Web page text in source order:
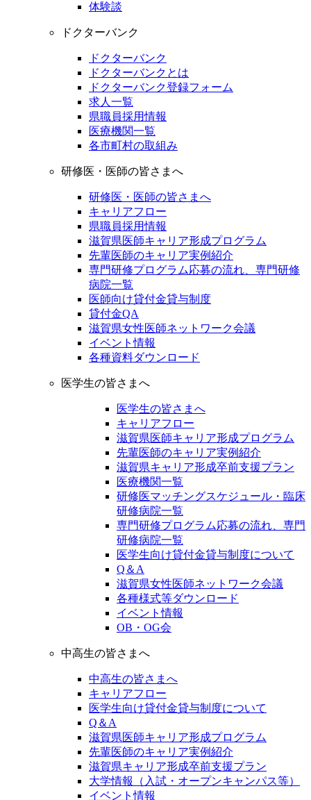
体験談
ドクターバンク
ドクターバンク
ドクターバンクとは
ドクターバンク登録フォーム
求人一覧
県職員採用情報
医療機関一覧
各市町村の取組み
研修医・医師の皆さまへ
研修医・医師の皆さまへ
キャリアフロー
県職員採用情報
滋賀県医師キャリア形成プログラム
先輩医師のキャリア実例紹介
専門研修プログラム応募の流れ、専門研修
病院一覧
医師向け貸付金貸与制度
貸付金QA
滋賀県女性医師ネットワーク会議
イベント情報
各種資料ダウンロード
医学生の皆さまへ
医学生の皆さまへ
キャリアフロー
滋賀県医師キャリア形成プログラム
先輩医師のキャリア実例紹介
滋賀県キャリア形成卒前支援プラン
医療機関一覧
研修医マッチングスケジュール・臨床
研修病院一覧
専門研修プログラム応募の流れ、専門
研修病院一覧
医学生向け貸付金貸与制度について
Q＆A
滋賀県女性医師ネットワーク会議
各種様式等ダウンロード
イベント情報
OB・OG会
中高生の皆さまへ
中高生の皆さまへ
キャリアフロー
医学生向け貸付金貸与制度について
Q＆A
滋賀県医師キャリア形成プログラム
先輩医師のキャリア実例紹介
滋賀県キャリア形成卒前支援プラン
大学情報（入試・オープンキャンパス等）
イベント情報